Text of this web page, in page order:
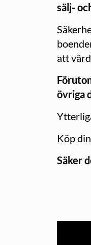
sälj-
att
övriga
Köp
Säker